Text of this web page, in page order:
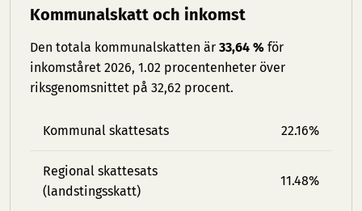
Kommunalskatt och inkomst
Den totala kommunalskatten är 33,64 % för
inkomståret 2026, 1.02 procentenheter över
riksgenomsnittet på 32,62 procent.
Kommunal skattesats 22.16%
Regional skattesats
(landstingsskatt)
11.48%